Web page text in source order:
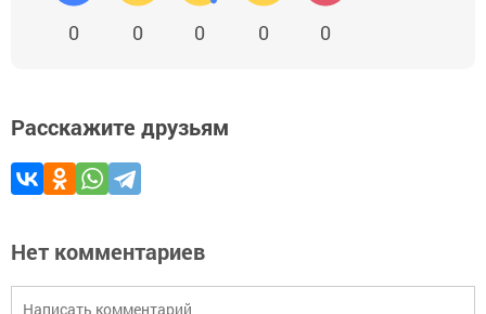
0 0 0 0 0
Расскажите друзьям
Нет комментариев